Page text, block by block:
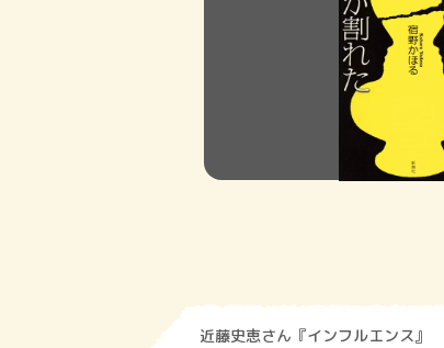
近藤史恵さん『インフルエンス』